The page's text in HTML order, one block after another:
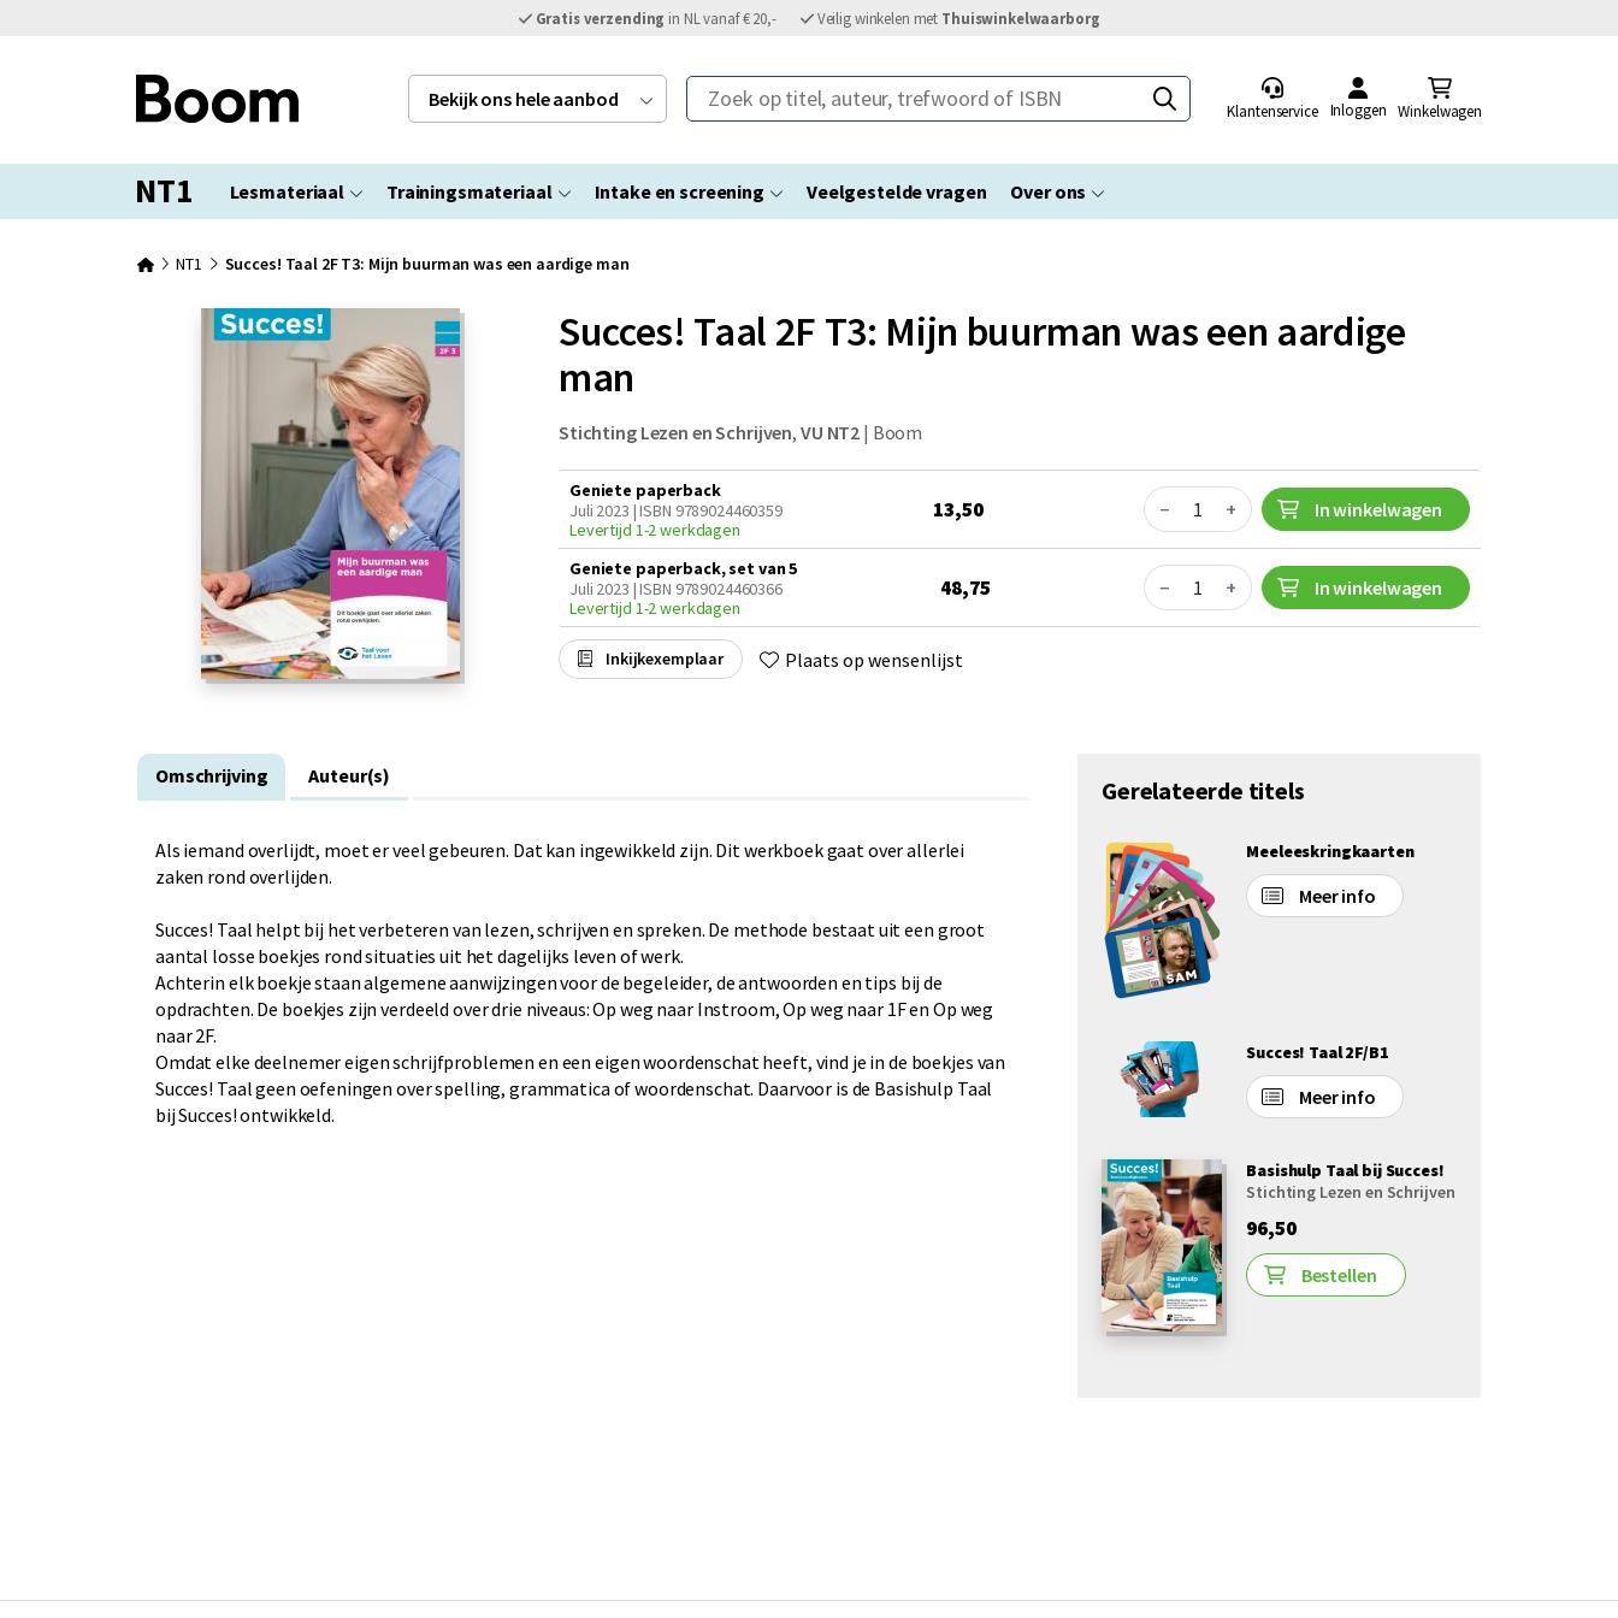
Gratis verzending in NL vanaf € 20,- Veilig winkelen met Thuiswinkelwaarborg
Bekijk ons hele aanbod Zoek op titel, auteur, trefwoord of ISBN
Klantenservice Inloggen Winkelwagen
NT1 Lesmateriaal Trainingsmateriaal Intake en screening Veelgestelde vragen Over ons
NT1 Succes! Taal 2F T3: Mijn buurman was een aardige man
Succes! Taal 2F T3: Mijn buurman was een aardige
man
Stichting Lezen en Schrijven, VU NT2 | Boom
Geniete paperback
Juli 2023 | ISBN 9789024460359
Levertijd 1-2 werkdagen
13,50 Quantity
− + In winkelwagen
Geniete paperback, set van 5
Juli 2023 | ISBN 9789024460366
Levertijd 1-2 werkdagen
48,75 Quantity
− + In winkelwagen
Inkijkexemplaar Plaats op wensenlijst
Omschrijving Auteur(s)
Als iemand overlijdt, moet er veel gebeuren. Dat kan ingewikkeld zijn. Dit werkboek gaat over allerlei
zaken rond overlijden.
Succes! Taal helpt bij het verbeteren van lezen, schrijven en spreken. De methode bestaat uit een groot
aantal losse boekjes rond situaties uit het dagelijks leven of werk.
Achterin elk boekje staan algemene aanwijzingen voor de begeleider, de antwoorden en tips bij de
opdrachten. De boekjes zijn verdeeld over drie niveaus: Op weg naar Instroom, Op weg naar 1F en Op weg
naar 2F.
Omdat elke deelnemer eigen schrijfproblemen en een eigen woordenschat heeft, vind je in de boekjes van
Succes! Taal geen oefeningen over spelling, grammatica of woordenschat. Daarvoor is de Basishulp Taal
bij Succes! ontwikkeld.
Gerelateerde titels
Meeleeskringkaarten
Meer info
Succes! Taal 2F/B1
Meer info
Basishulp Taal bij Succes!
Stichting Lezen en Schrijven
96,50
Bestellen